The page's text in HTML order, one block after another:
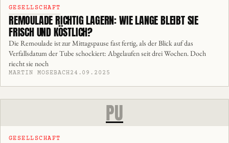
GESELLSCHAFT
REMOULADE RICHTIG LAGERN: WIE LANGE BLEIBT SIE
FRISCH UND KÖSTLICH?
Die Remoulade ist zur Mittagspause fast fertig, als der Blick auf das
Verfallsdatum der Tube schockiert: Abgelaufen seit drei Wochen. Doch
riecht sie noch
MARTIN MOSEBACH24.09.2025
PU
GESELLSCHAFT